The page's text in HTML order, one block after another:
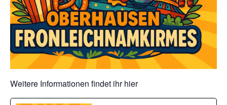
Weitere Informationen findet ihr hier